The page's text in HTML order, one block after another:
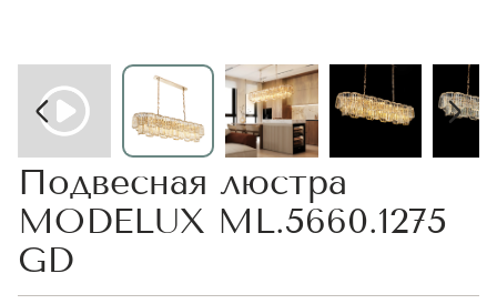
Подвесная люстра
MODELUX ML.5660.1275
GD